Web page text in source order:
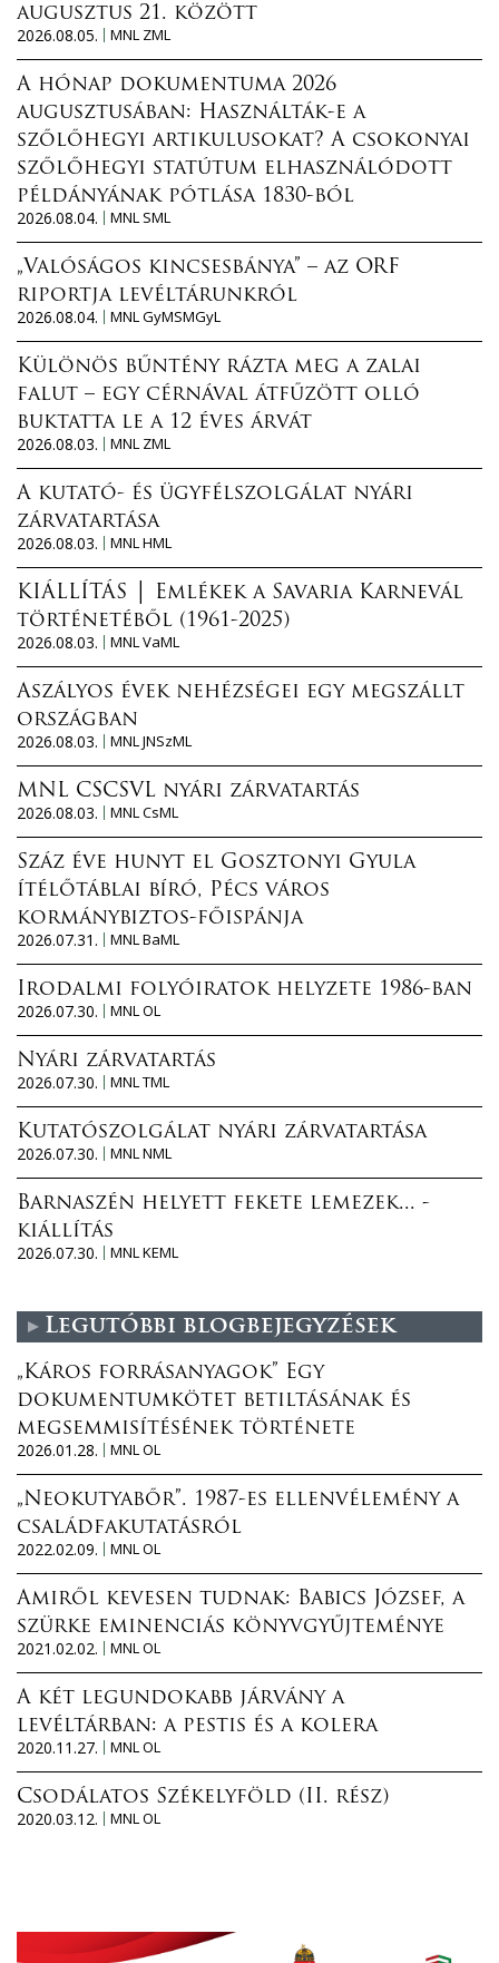
augusztus 21. között
2026.08.05.
MNL ZML
A hónap dokumentuma 2026
augusztusában: Használták-e a
szőlőhegyi artikulusokat? A csokonyai
szőlőhegyi statútum elhasználódott
példányának pótlása 1830-ból
2026.08.04.
MNL SML
„Valóságos kincsesbánya” – az ORF
riportja levéltárunkról
2026.08.04.
MNL GyMSMGyL
Különös bűntény rázta meg a zalai
falut – egy cérnával átfűzött olló
buktatta le a 12 éves árvát
2026.08.03.
MNL ZML
A kutató- és ügyfélszolgálat nyári
zárvatartása
2026.08.03.
MNL HML
KIÁLLÍTÁS │ Emlékek a Savaria Karnevál
történetéből (1961-2025)
2026.08.03.
MNL VaML
Aszályos évek nehézségei egy megszállt
országban
2026.08.03.
MNL JNSzML
MNL CSCSVL nyári zárvatartás
2026.08.03.
MNL CsML
Száz éve hunyt el Gosztonyi Gyula
ítélőtáblai bíró, Pécs város
kormánybiztos-főispánja
2026.07.31.
MNL BaML
Irodalmi folyóiratok helyzete 1986-ban
2026.07.30.
MNL OL
Nyári zárvatartás
2026.07.30.
MNL TML
Kutatószolgálat nyári zárvatartása
2026.07.30.
MNL NML
Barnaszén helyett fekete lemezek... -
kiállítás
2026.07.30.
MNL KEML
Legutóbbi blogbejegyzések
„Káros forrásanyagok” Egy
dokumentumkötet betiltásának és
megsemmisítésének története
2026.01.28.
MNL OL
„Neokutyabőr”. 1987-es ellenvélemény a
családfakutatásról
2022.02.09.
MNL OL
Amiről kevesen tudnak: Babics József, a
szürke eminenciás könyvgyűjteménye
2021.02.02.
MNL OL
A két legundokabb járvány a
levéltárban: a pestis és a kolera
2020.11.27.
MNL OL
Csodálatos Székelyföld (II. rész)
2020.03.12.
MNL OL